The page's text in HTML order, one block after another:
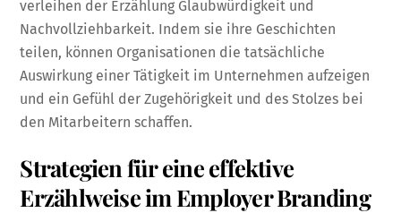
verleihen der Erzählung Glaubwürdigkeit und
Nachvollziehbarkeit. Indem sie ihre Geschichten
teilen, können Organisationen die tatsächliche
Auswirkung einer Tätigkeit im Unternehmen aufzeigen
und ein Gefühl der Zugehörigkeit und des Stolzes bei
den Mitarbeitern schaffen.
Strategien für eine effektive
Erzählweise im Employer Branding